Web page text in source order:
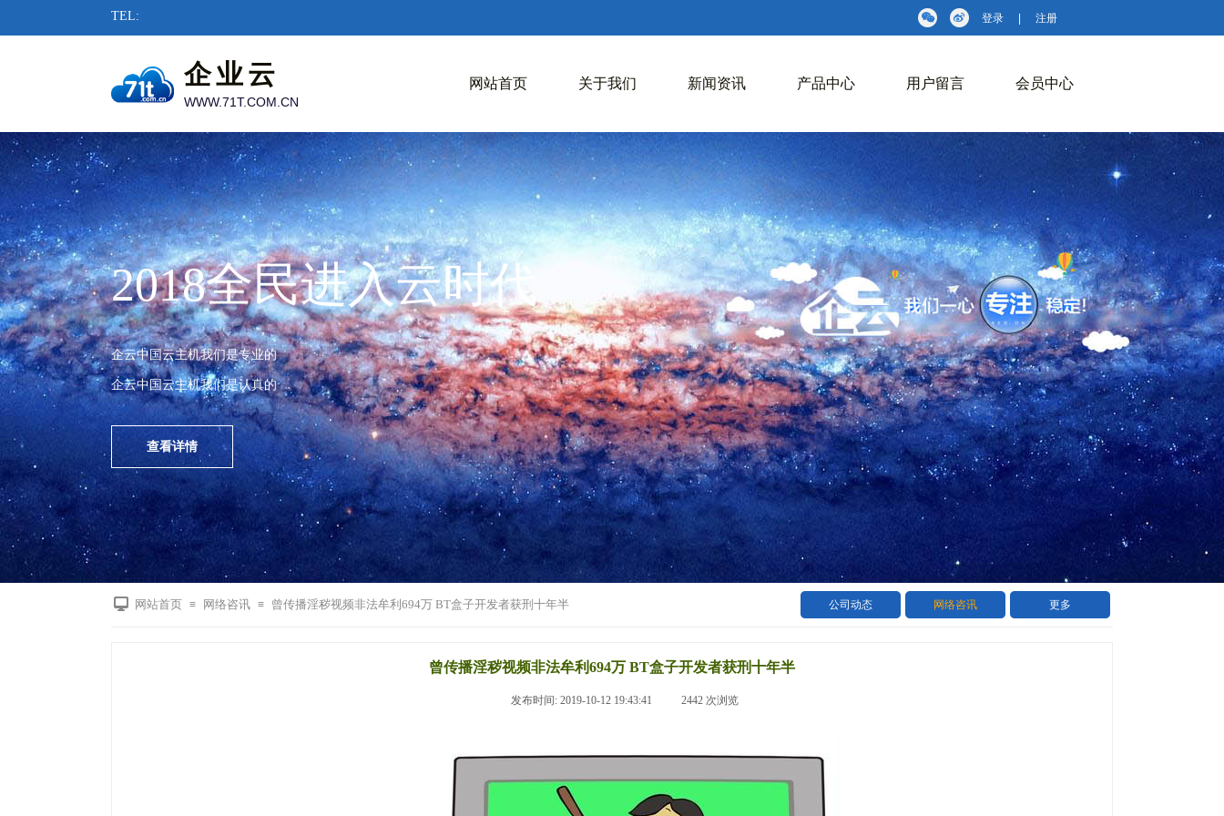
登录 注册
TEL:
网站首页 关于我们 新闻资讯 产品中心 用户留言 会员中心
企业云
WWW.71T.COM.CN
2018全民进入云时代
企云中国云主机我们是专业的
企云中国云主机我们是认真的
查看详情
公司动态 网络咨讯 更多
网站首页 ≡ 网络咨讯 ≡ 曾传播淫秽视频非法牟利694万 BT盒子开发者获刑十年半
曾传播淫秽视频非法牟利694万 BT盒子开发者获刑十年半
发布时间: 2019-10-12 19:43:41 2442 次浏览